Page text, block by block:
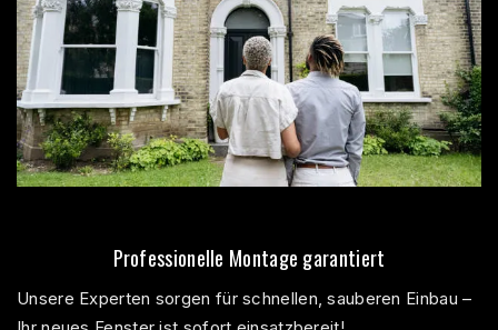
Professionelle Montage garantiert
Unsere Experten sorgen für schnellen, sauberen Einbau –